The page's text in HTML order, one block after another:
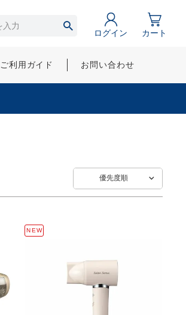
ログイン カート
ご利用ガイド お問い合わせ
優先度順
NEW